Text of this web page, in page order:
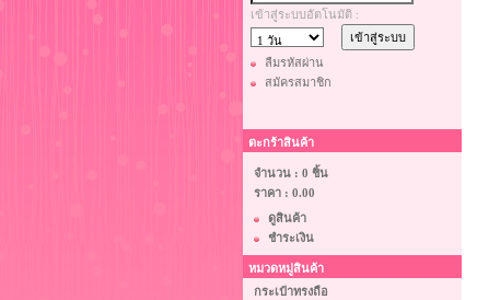
เข้าสู่ระบบอัตโนมัติ :
ลืมรหัสผ่าน
สมัครสมาชิก
ตะกร้าสินค้า
จำนวน : 0 ชิ้น
ราคา : 0.00
ดูสินค้า
ชำระเงิน
หมวดหมู่สินค้า
กระเป๋าทรงถือ